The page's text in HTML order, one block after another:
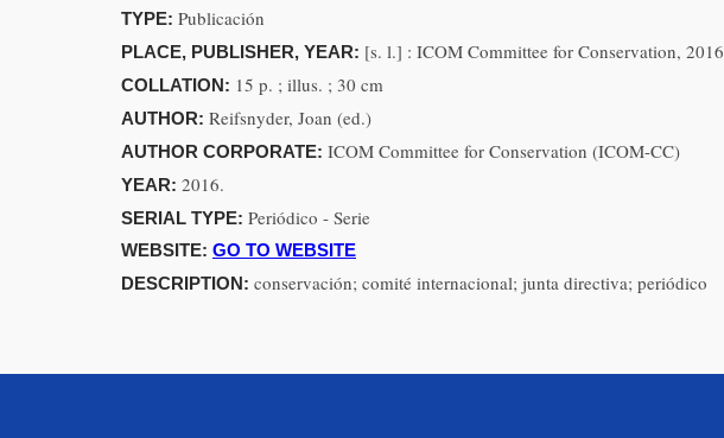
TYPE: Publicación
PLACE, PUBLISHER, YEAR: [s. l.] : ICOM Committee for Conservation, 2016
COLLATION: 15 p. ; illus. ; 30 cm
AUTHOR: Reifsnyder, Joan (ed.)
AUTHOR CORPORATE: ICOM Committee for Conservation (ICOM-CC)
YEAR: 2016.
SERIAL TYPE: Periódico - Serie
WEBSITE: GO TO WEBSITE
DESCRIPTION: conservación; comité internacional; junta directiva; periódico